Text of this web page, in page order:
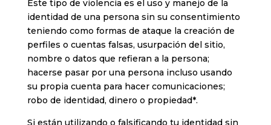
Este tipo de violencia es el uso y manejo de la
identidad de una persona sin su consentimiento
teniendo como formas de ataque la creación de
perfiles o cuentas falsas, usurpación del sitio,
nombre o datos que refieran a la persona;
hacerse pasar por una persona incluso usando
su propia cuenta para hacer comunicaciones;
robo de identidad, dinero o propiedad*.
Si están utilizando o falsificando tu identidad sin